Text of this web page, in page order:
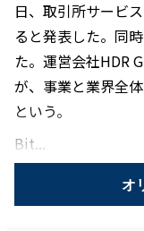
日、取引所サービ
ると発表した。同
た。運営会社HDR
が、事業と業界全
という。
Bit...
オ